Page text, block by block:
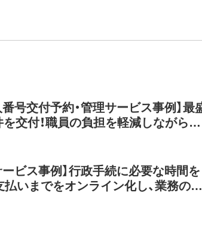
番号交付予約・管理サービス事例】最
交付！職員の負担を軽減しながらマ
ービス事例】行政手続に必要な時間を
いまでをオンライン化し、業務の効